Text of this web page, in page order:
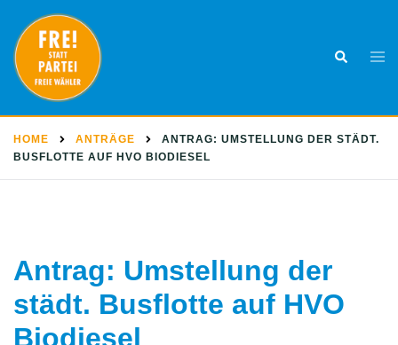
content
Search
HOME ANTRÄGE
ANTRAG: UMSTELLUNG DER STÄDT.
BUSFLOTTE AUF HVO BIODIESEL
Antrag: Umstellung der
städt. Busflotte auf HVO
Biodiesel